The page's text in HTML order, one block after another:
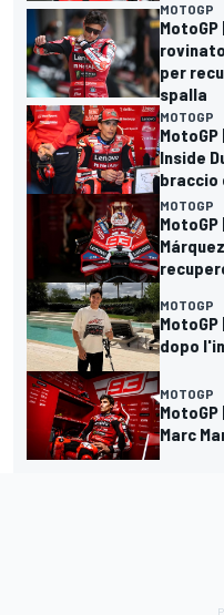
MOTOGP
per
spalla
MOTOGP
Inside
braccio
MOTOGP
MOTOGP
dopo
MOTOGP
Marc